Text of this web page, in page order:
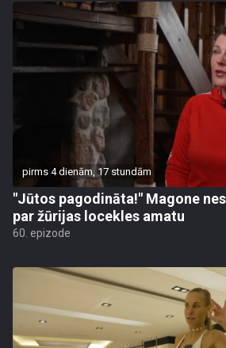
pirms 4 dienām, 17 stundām
"Jūtos pagodināta!" Magone
par žūrijas locekles amatu
60. epizode